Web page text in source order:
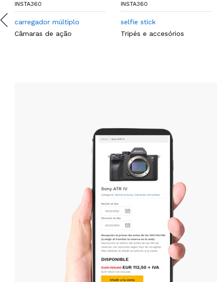
INSTA360
carregador múltiplo
Câmaras de ação
INSTA360
selfie stick
Tripés e accesórios